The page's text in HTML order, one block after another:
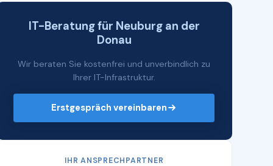
IT-Beratung für Neuburg an der
Donau
Wir beraten Sie kostenfrei und unverbindlich zu
Ihrer IT-Infrastruktur.
Erstgespräch vereinbaren
IHR ANSPRECHPARTNER